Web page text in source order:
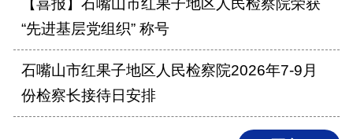
【喜报】石嘴山市红果子地区人民检察院荣获
“先进基层党组织” 称号
石嘴山市红果子地区人民检察院2026年7-9月
份检察长接待日安排